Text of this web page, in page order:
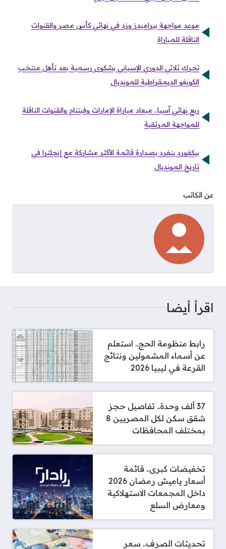
موعد مواجهة بيراميدز وزد في نهائي كأس مصر والقنوات
الناقلة للمباراة
تحرك ثلاثي الدوري الإسباني بشكوى رسمية بعد تأهل منتخب
الكونغو الديمقراطية للمونديال
ربع نهائي آسيا.. ميعاد مباراة الإمارات وفيتنام والقنوات الناقلة
للمواجهة المرتقبة
بيكفورد ينفرد بصدارة قائمة الأكثر مشاركة مع إنجلترا في
تاريخ المونديال
عن الكاتب
اقرأ أيضا
رابط منظومة الحج.. استعلم
عن أسماء المشمولين ونتائج
القرعة في ليبيا 2026
37 ألف وحدة.. تفاصيل حجز
شقق سكن لكل المصريين 8
بمختلف المحافظات
تخفيضات كبرى.. قائمة
أسعار ياميش رمضان 2026
داخل المجمعات الاستهلاكية
ومعارض السلع
تحديثات الصرف.. سعر